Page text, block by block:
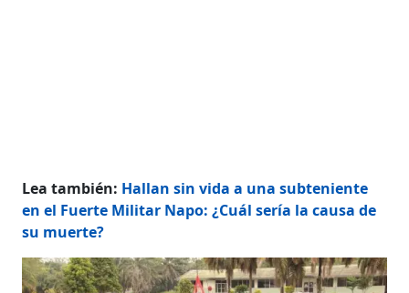
Lea también: Hallan sin vida a una subteniente
en el Fuerte Militar Napo: ¿Cuál sería la causa de
su muerte?